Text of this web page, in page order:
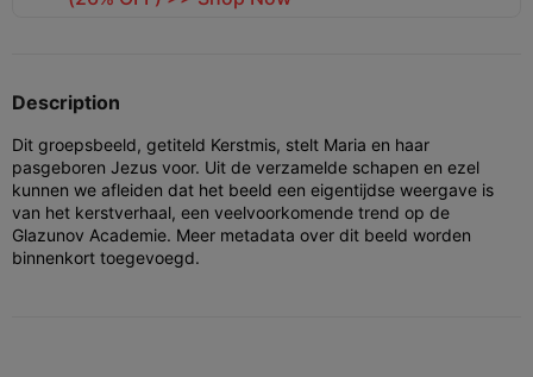
Description
Dit groepsbeeld, getiteld Kerstmis, stelt Maria en haar
pasgeboren Jezus voor. Uit de verzamelde schapen en ezel
kunnen we afleiden dat het beeld een eigentijdse weergave is
van het kerstverhaal, een veelvoorkomende trend op de
Glazunov Academie. Meer metadata over dit beeld worden
binnenkort toegevoegd.